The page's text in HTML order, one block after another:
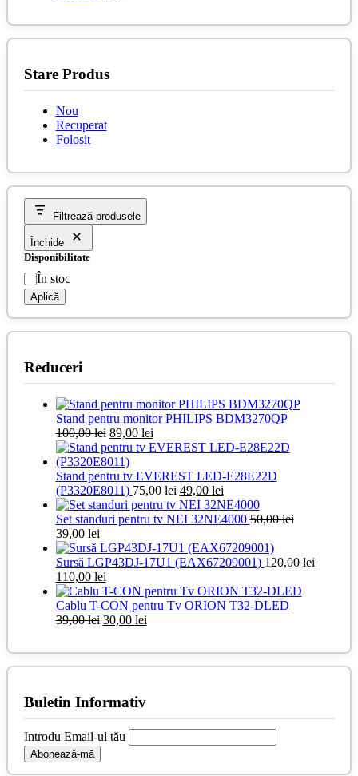
Stare Produs
Nou
Recuperat
Folosit
Filtrează produsele
Închide
Disponibilitate
Disponibilitate
În stoc
Aplică
Reduceri
Stand pentru monitor PHILIPS BDM3270QP
100,00lei Prețul
inițial
a
fost:
100,00 lei.
89,00 leiPrețul
curent
89,00 lei.
Stand pentru tv EVEREST LED-E28E22D
(P3320E8011)75,00lei Prețul
inițial
a
75,00 lei.
49,00 leiPrețul
curent
este:
Set standuri pentru tv NEI 32NE400050,00lei
Prețul
inițial
a
fost:
50,00 lei.
39,00 leiPrețul
curent
este:
39,00 lei.
Sursă LGP43DJ-17U1 (EAX67209001)120,00lei
Prețul
inițial
a
fost:
110,00 leiPrețul
curent
este:
110,00 lei.
Cablu T-CON pentru Tv ORION T32-DLED
39,00lei Prețul
30,00 leiPrețul
Buletin Informativ
Introdu Email-ul tău